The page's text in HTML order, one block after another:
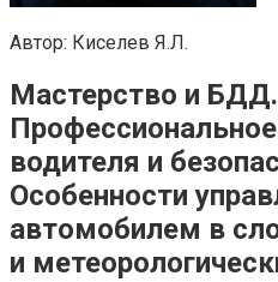
Автор: Киселев Я.Л.
Мастерство и БДД.
водителя и
Особенности
автомобилем в
и